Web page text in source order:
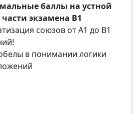
баллы на устной
экзамена B1
союзов от A1 до B1
в понимании логики